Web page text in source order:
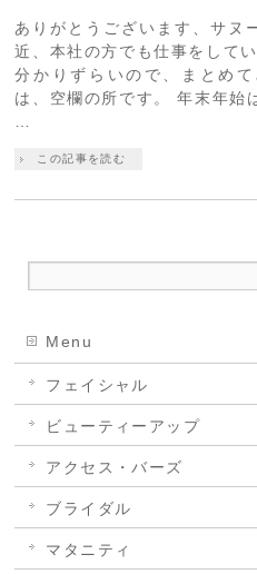
ありがとうございます、サヌ
近、本社の方でも仕事をして
分かりずらいので、まとめ
は、空欄の所です。 年末年始
この記事を読む
Menu
フェイシャル
ビューティーアップ
アクセス・バーズ
ブライダル
マタニティ